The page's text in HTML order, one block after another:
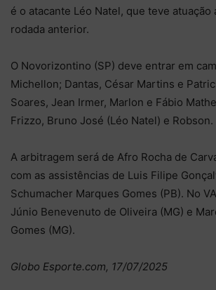
é o atacante Léo Natel, que teve atuação
rodada anterior.
O Novorizontino (SP) deve entrar em
Michellon; Dantas, César Martins e
Soares, Jean Irmer, Marlon e Fábio
Frizzo, Bruno José (Léo Natel) e Robson.
A arbitragem será de Afro Rocha de
com as assistências de Luis Filipe
Schumacher Marques Gomes (PB). No
Júnio Benevenuto de Oliveira (MG) e
Gomes (MG).
Globo Esporte.com, 17/07/2025